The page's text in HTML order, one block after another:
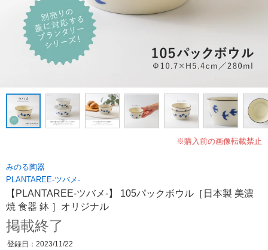
※購入前の画像転載禁止
みのる陶器
PLANTAREE-ツバメ-
【PLANTAREE-ツバメ-】 105パックボウル［日本製 美濃
焼 食器 鉢 ］オリジナル
掲載終了
登録日：2023/11/22